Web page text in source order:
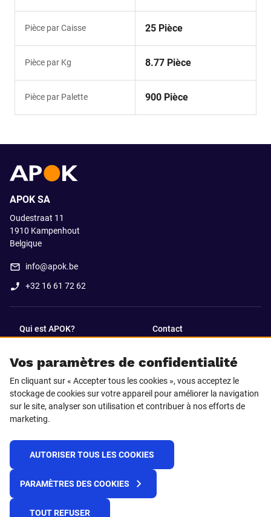
Pièce par Caisse 25 Pièce
Pièce par Kg 8.77 Pièce
Pièce par Palette 900 Pièce
Vos paramètres de confidentialité
En cliquant sur « Accepter tous les cookies », vous acceptez le
stockage de cookies sur votre appareil pour améliorer la navigation
sur le site, analyser son utilisation et contribuer à nos efforts de
marketing.
AUTORISER TOUS LES COOKIES
PARAMÈTRES DES COOKIES
TOUT REFUSER
APOK SA
Oudestraat 11
1910 Kampenhout
Belgique
info@apok.be
+32 16 61 72 62
Qui est APOK? Contact
SUIVEZ-NOUS SUR
Facebook LinkedIn
© 2025 APOK